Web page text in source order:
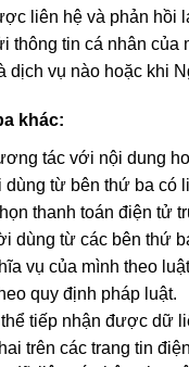
liên hệ và phản hồi
thông tin cá nhân của
dịch vụ nào hoặc khi
khác:
tác với nội dung
từ bên thứ ba có
thanh toán điện tử
dùng từ các bên thứ
vụ của mình theo
quy định pháp luật.
tiếp nhận được dữ
trên các trang tin